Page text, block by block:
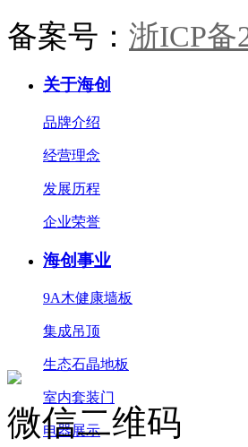
备案号： 浙ICP备
关于海创
品牌介绍
经营理念
发展历程
企业荣誉
海创事业
9A木健康墙板
集成吊顶
生态石晶地板
室内套装门
电器展示
微信二维码